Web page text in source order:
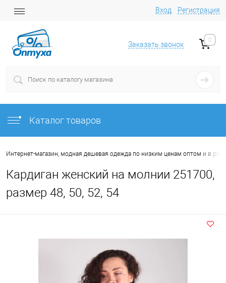
Вход Регистрация
Заказать звонок
0
Каталог товаров
Интернет-магазин, модная дешевая одежда по низким ценам оптом и в
Кардиган женский на молнии 251700,
размер 48, 50, 52, 54